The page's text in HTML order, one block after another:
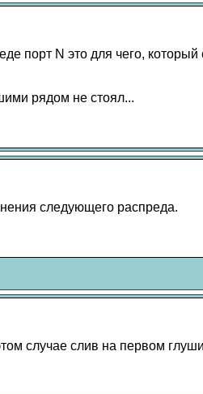
порт N это для чего, который
рядом не стоял...
следующего распреда.
случае слив на первом